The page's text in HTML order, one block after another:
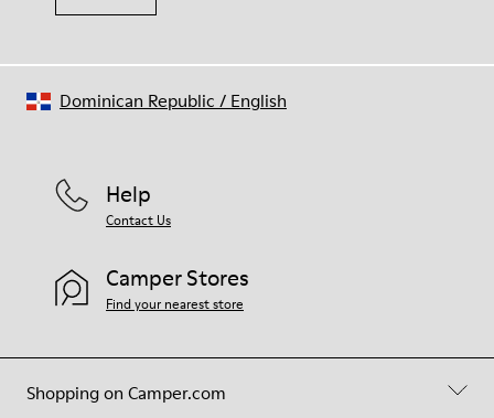
Shopping on Camper.com
Help
Contact Us
Camper Stores
Find your nearest store
Dominican Republic / English